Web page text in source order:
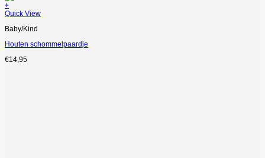
+
Quick View
Baby/Kind
Houten schommelpaardje
€14,95